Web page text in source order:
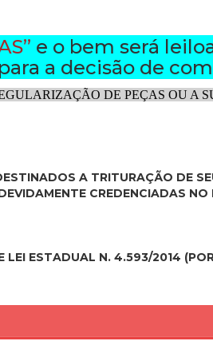
e o bem será
a decisão de
DE PEÇAS OU A
A TRITURAÇÃO DE
CREDENCIADAS
LEI ESTADUAL N. 4.593/2014